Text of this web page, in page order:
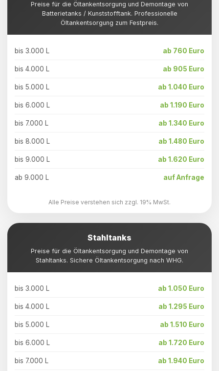
Preise für die Öltankentsorgung und Demontage von
Batterietanks / Kunststofftank. Professionelle
Öltankentsorgung zum Festpreis.
bis 3.000 L ab 760 Euro
bis 4.000 L ab 905 Euro
bis 5.000 L ab 1.040 Euro
bis 6.000 L ab 1.190 Euro
bis 7.000 L ab 1.340 Euro
bis 8.000 L ab 1.480 Euro
bis 9.000 L ab 1.620 Euro
ab 9.000 L auf Anfrage
Alle Preise verstehen sich zzgl. 19% MwSt.
Stahltanks
Preise für die Öltankentsorgung und Demontage von
Stahltanks. Sichere Öltankentsorgung nach WHG.
bis 3.000 L ab 1.050 Euro
bis 4.000 L ab 1.295 Euro
bis 5.000 L ab 1.510 Euro
bis 6.000 L ab 1.720 Euro
bis 7.000 L ab 1.940 Euro